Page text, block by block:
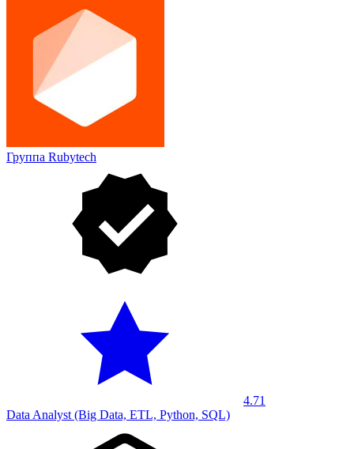
Группа Rubytech
4.71
Data Analyst (Big Data, ETL, Python, SQL)